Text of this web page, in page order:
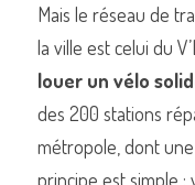
Mais le réseau de
louer un vélo
des 200 stations
métropole, dont
principe est simple :